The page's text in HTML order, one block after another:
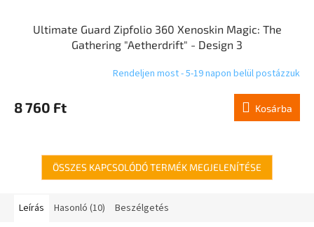
Ultimate Guard Zipfolio 360 Xenoskin Magic: The
Gathering "Aetherdrift" - Design 3
Rendeljen most - 5-19 napon belül postázzuk
8 760 Ft Kosárba
ÖSSZES KAPCSOLÓDÓ TERMÉK MEGJELENÍTÉSE
Leírás Hasonló (10) Beszélgetés